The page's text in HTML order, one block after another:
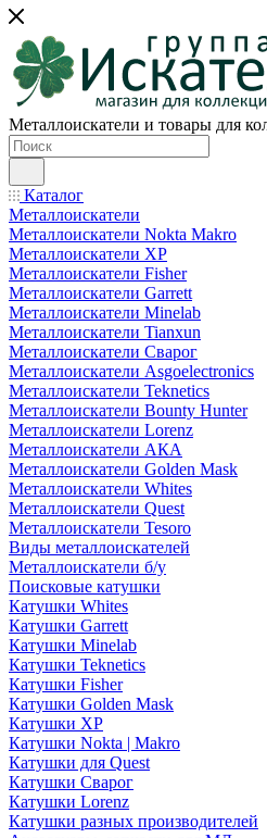
Металлоискатели и товары для
Каталог
Металлоискатели
Металлоискатели Nokta Makro
Металлоискатели XP
Металлоискатели Fisher
Металлоискатели Garrett
Металлоискатели Minelab
Металлоискатели Tianxun
Металлоискатели Сварог
Металлоискатели Asgoelectronics
Металлоискатели Teknetics
Металлоискатели Bounty Hunter
Металлоискатели Lorenz
Металлоискатели АКА
Металлоискатели Golden Mask
Металлоискатели Whites
Металлоискатели Quest
Металлоискатели Tesoro
Виды металлоискателей
Металлоискатели б/у
Поисковые катушки
Катушки Whites
Катушки Garrett
Катушки Minelab
Катушки Teknetics
Катушки Fisher
Катушки Golden Mask
Катушки XP
Катушки Nokta | Makro
Катушки для Quest
Катушки Сварог
Катушки Lorenz
Катушки разных производителей